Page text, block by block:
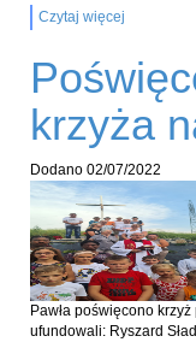
Czytaj więcej
krzyża
Dodano 02/07/2022
Pawła poświęcono
ufundowali: Ryszard